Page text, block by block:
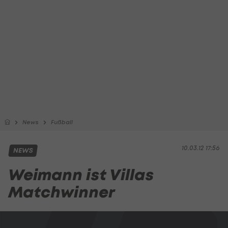
News Fußball
10.03.12 17:56
NEWS
Weimann ist Villas
Matchwinner